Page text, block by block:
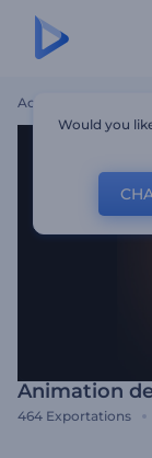
Accueil
Animation
464 Exportations
Would you